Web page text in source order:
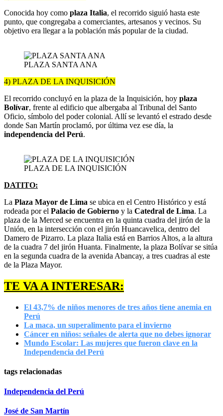
Conocida hoy como plaza Italia, el recorrido siguió hasta este
punto, que congregaba a comerciantes, artesanos y vecinos. Su
objetivo era llegar a la población más popular de la ciudad.
PLAZA SANTA ANA
4) PLAZA DE LA INQUISICIÓN
El recorrido concluyó en la plaza de la Inquisición, hoy plaza
Bolívar, frente al edificio que albergaba al Tribunal del Santo
Oficio, símbolo del poder colonial. Allí se levantó el estrado desde
donde San Martín proclamó, por última vez ese día, la
independencia del Perú.
PLAZA DE LA INQUISICIÓN
DATITO:
La Plaza Mayor de Lima se ubica en el Centro Histórico y está
rodeada por el Palacio de Gobierno y la Catedral de Lima. La
plaza de la Merced se encuentra en la quinta cuadra del jirón de la
Unión, en la intersección con el jirón Huancavelica, dentro del
Damero de Pizarro. La plaza Italia está en Barrios Altos, a la altura
de la cuadra 7 del jirón Huanta. Finalmente, la plaza Bolívar se sitúa
en la segunda cuadra de la avenida Abancay, a tres cuadras al este
de la Plaza Mayor.
TE VA A INTERESAR:
El 43,7% de niños menores de tres años tiene anemia en
Perú
La maca, un superalimento para el invierno
Cáncer en niños: señales de alerta que no debes ignorar
Mundo Escolar: Las mujeres que fueron clave en la
Independencia del Perú
tags relacionadas
Independencia del Perú
José de San Martín